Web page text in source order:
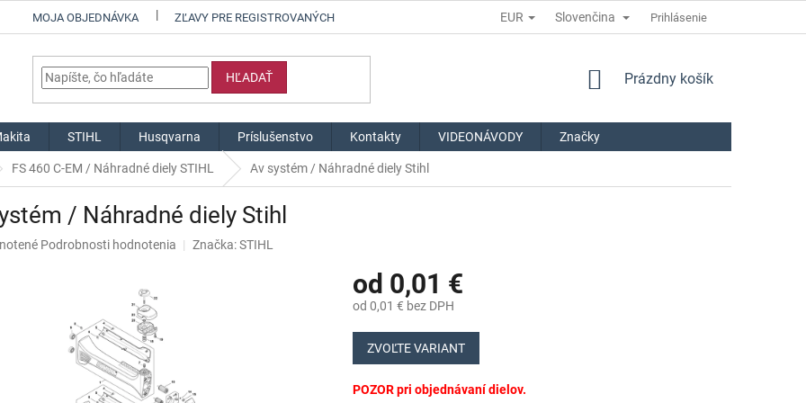
MOJA OBJEDNÁVKA ZĽAVY PRE REGISTROVANÝCH EUR Slovenčina Prihlásenie
HĽADAŤ
NÁKUPNÝ
Prázdny košík
STIHL Husqvarna Príslušenstvo Kontakty VIDEONÁVODY Značky
FS 460 C-EM / Náhradné diely STIHL Av systém / Náhradné diely Stihl
/ Náhradné diely Stihl
Podrobnosti hodnotenia Značka:STIHL
od 0,01 €
od 0,01 € bez DPH
Jednotková
cena:
ZVOĽTE VARIANT
POZOR pri objednávaní dielov.